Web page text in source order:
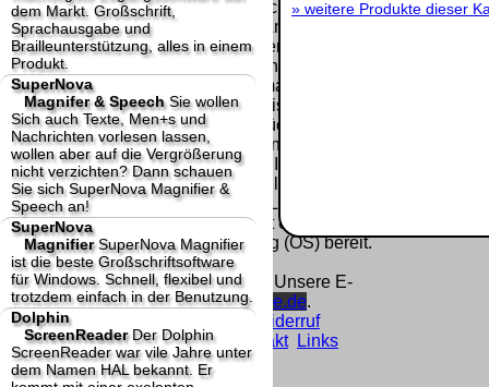
» weitere Produkte dieser
dem Markt. Großschrift,
Sprachausgabe und
Brailleunterstützung, alles in einem
Produkt.
SuperNova
Magnifer & SpeechSie wollen
Sich auch Texte, Men+s und
Nachrichten vorlesen lassen,
wollen aber auf die Vergrößerung
nicht verzichten? Dann schauen
Sie sich SuperNova Magnifier &
Speech an!
SuperNova
MagnifierSuperNova Magnifier
ist die beste Großschriftsoftware
für Windows. Schnell, flexibel und
trotzdem einfach in der Benutzung.
Dolphin
ScreenReaderDer Dolphin
ScreenReader war vile Jahre unter
dem Namen HAL bekannt. Er
Haftung für Links hat das Landgericht Hamburg
entschieden, dass man durch die Anbringung
eines Links, die Inhalte der gelinkten Seite ggf.
mit zu verantworten hat. Dieses kann nur
dadurch verhindert werden, dass man sich
ausdrücklich von diesen Inhalten distanziert.
Hiermit distanzieren wir uns ausdrücklich von
allen Inhalten, aller gelinkten Seiten auf unserer
Homepage und machen uns diese Inhalte nicht
zu eigen. Diese Erklärung gilt für alle auf
unserer Homepage angebrachten Links.
Die Europäische Kommission stellt eine
Plattform zur Online-Streitbeilegung (OS) bereit.
Die Plattform finden Sie unter
http://ec.europa.eu/consumers/odr/
Unsere E-
Mailadresse lautet:info@dolphin-de.de.
Seitenanfang
Widerruf
Datenschutz Urheberrechte Kontakt
Links
Katalog (PDF) Sitemap